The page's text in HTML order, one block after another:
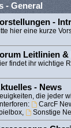
- General
-
hier eine kurze
Leitlinien
findet ihr wichtige
- News
die jeder
CarcF
, Sonstige